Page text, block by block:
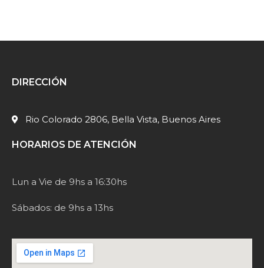
DIRECCIÓN
Rio Colorado 2806, Bella Vista, Buenos Aires
HORARIOS DE ATENCIÓN
Lun a Vie de 9hs a 16:30hs
Sábados: de 9hs a 13hs